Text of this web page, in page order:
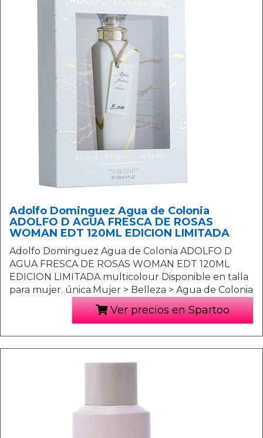
Adolfo Dominguez Agua de Colonia
ADOLFO D AGUA FRESCA DE ROSAS
WOMAN EDT 120ML EDICION LIMITADA
Adolfo Dominguez Agua de Colonia ADOLFO D
AGUA FRESCA DE ROSAS WOMAN EDT 120ML
EDICION LIMITADA multicolour Disponible en talla
para mujer. única.Mujer > Belleza > Agua de Colonia
Ver precios en Spartoo